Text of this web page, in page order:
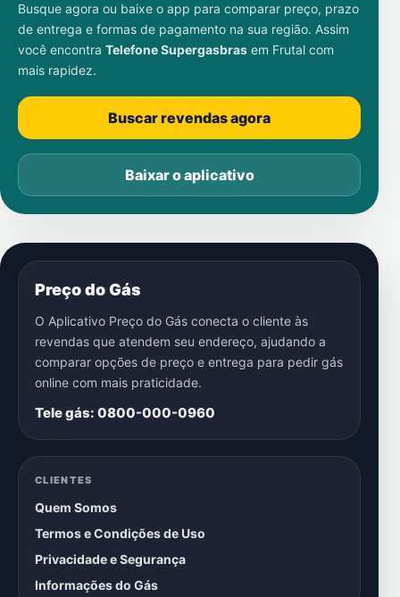
Busque agora ou baixe o app para comparar preço, prazo
de entrega e formas de pagamento na sua região. Assim
você encontra Telefone Supergasbras em Frutal com
mais rapidez.
Buscar revendas agora
Baixar o aplicativo
Preço do Gás
O Aplicativo Preço do Gás conecta o cliente às
revendas que atendem seu endereço, ajudando a
comparar opções de preço e entrega para pedir gás
online com mais praticidade.
Tele gás: 0800-000-0960
CLIENTES
Quem Somos
Termos e Condições de Uso
Privacidade e Segurança
Informações do Gás